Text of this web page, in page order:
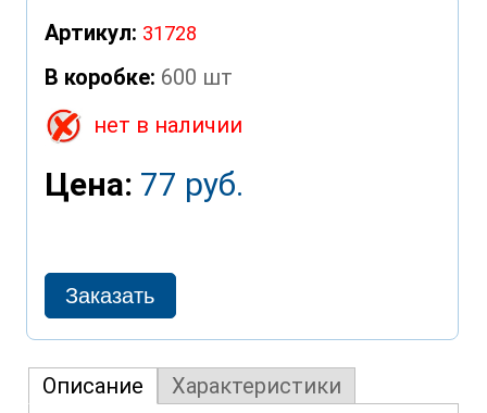
Артикул: 31728
В коробке: 600 шт
нет в наличии
Цена: 77 руб.
Описание Характеристики